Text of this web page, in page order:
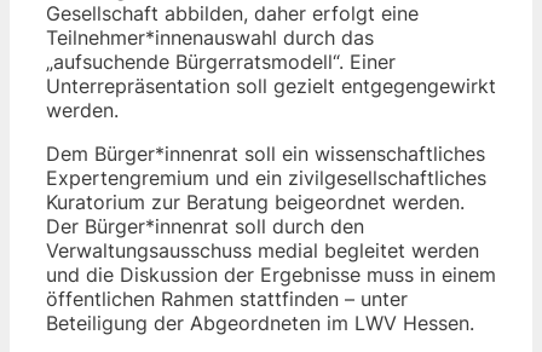
Gesellschaft abbilden, daher erfolgt eine
Teilnehmer*innenauswahl durch das
„aufsuchende Bürgerratsmodell“. Einer
Unterrepräsentation soll gezielt entgegengewirkt
werden.
Dem Bürger*innenrat soll ein wissenschaftliches
Expertengremium und ein zivilgesellschaftliches
Kuratorium zur Beratung beigeordnet werden.
Der Bürger*innenrat soll durch den
Verwaltungsausschuss medial begleitet werden
und die Diskussion der Ergebnisse muss in einem
öffentlichen Rahmen stattfinden – unter
Beteiligung der Abgeordneten im LWV Hessen.